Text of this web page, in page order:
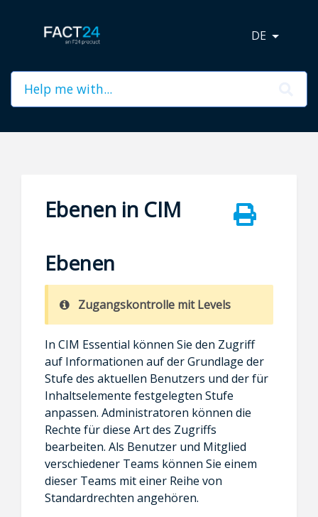
DE
Ebenen in CIM
Ebenen
Zugangskontrolle mit Levels
In CIM Essential können Sie den Zugriff
auf Informationen auf der Grundlage der
Stufe des aktuellen Benutzers und der für
Inhaltselemente festgelegten Stufe
anpassen. Administratoren können die
Rechte für diese Art des Zugriffs
bearbeiten. Als Benutzer und Mitglied
verschiedener Teams können Sie einem
dieser Teams mit einer Reihe von
Standardrechten angehören.